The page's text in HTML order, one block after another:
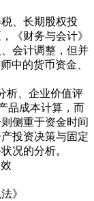
、长期股权投
《财务与会计》
会计调整，但并
中的货币资金、
、企业价值评
品成本计算，而
侧重于资金时间
投资决策与固定
况的分析。
》